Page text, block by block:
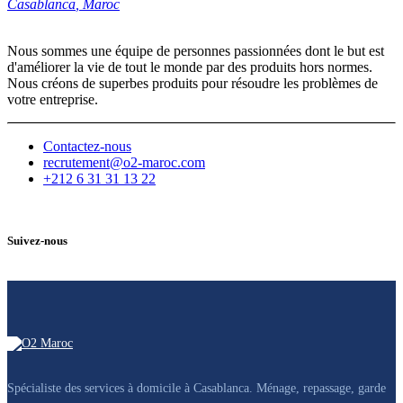
Casablanca Maroc
Nous sommes une équipe de personnes passionnées dont le but est
d'améliorer la vie de tout le monde par des produits hors normes.
Nous créons de superbes produits pour résoudre les problèmes de
votre entreprise.
Contactez-nous
recrutement@o2-maroc.com
+212 6 31 31 13 22
Suivez-nous
Spécialiste des services à domicile à Casablanca. Ménage, repassage, garde